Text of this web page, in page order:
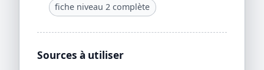
fiche niveau 2 complète
Sources à utiliser